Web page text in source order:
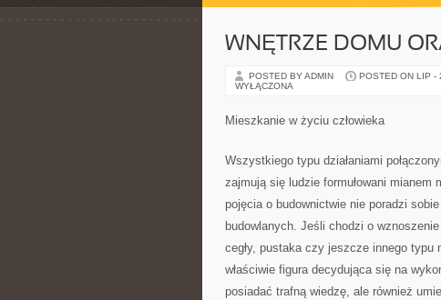
WNĘTRZE DOMU
POSTED BY ADMIN POSTED ON LIP -
WYŁĄCZONA
Mieszkanie w życiu człowieka
Wszystkiego typu działaniami
zajmują się ludzie formułowani mianem
pojęcia o budownictwie nie poradzi
budowlanych. Jeśli chodzi o
cegły, pustaka czy jeszcze innego typu
właściwie figura decydująca się na
posiadać trafną wiedzę, ale również